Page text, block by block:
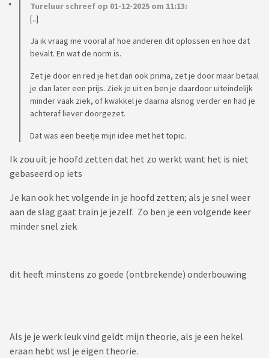
Tureluur schreef op 01-12-2025 om 11:13:
[..]
Ja ik vraag me vooral af hoe anderen dit oplossen en hoe dat
bevalt. En wat de norm is.
Zet je door en red je het dan ook prima, zet je door maar betaal
je dan later een prijs. Ziek je uit en ben je daardoor uiteindelijk
minder vaak ziek, of kwakkel je daarna alsnog verder en had je
achteraf liever doorgezet.
Dat was een beetje mijn idee met het topic.
Ik zou uit je hoofd zetten dat het zo werkt want het is niet
gebaseerd op iets
Je kan ook het volgende in je hoofd zetten; als je snel weer
aan de slag gaat train je jezelf. Zo ben je een volgende keer
minder snel ziek
dit heeft minstens zo goede (ontbrekende) onderbouwing
Als je je werk leuk vind geldt mijn theorie, als je een hekel
eraan hebt wsl je eigen theorie.